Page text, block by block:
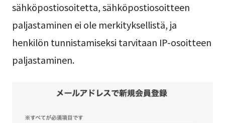
sähköpostiosoitetta, sähköpostiosoitteen
paljastaminen ei ole merkityksellistä, ja
henkilön tunnistamiseksi tarvitaan IP-osoitteen
paljastaminen.